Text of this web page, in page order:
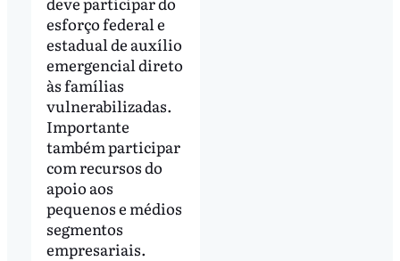
esforço federal e
estadual de auxílio
emergencial direto
às famílias
vulnerabilizadas.
Importante
também participar
com recursos do
apoio aos
pequenos e médios
segmentos
empresariais.